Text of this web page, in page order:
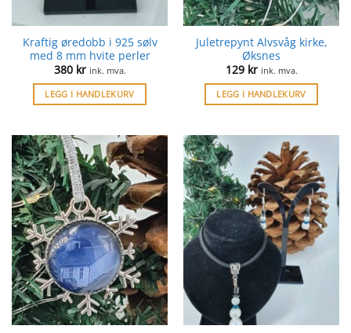
Kraftig øredobb i 925 sølv
med 8 mm hvite perler
380 kr ink. mva.
LEGG I HANDLEKURV
Juletrepynt Alvsvåg kirke,
Øksnes
129 kr ink. mva.
LEGG I HANDLEKURV